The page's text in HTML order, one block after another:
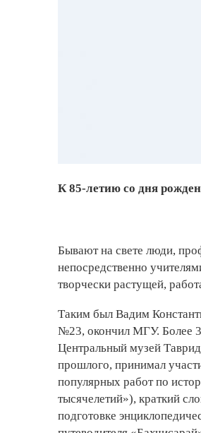
К 85-летию со дня
Бывают на свете люди,
непосредственно
творчески растущей,
Таким был Вадим
№23, окончил МГУ. Более
Центральный музей
прошлого, принимал
популярных работ по
тысячелетий»), краткий
подготовке